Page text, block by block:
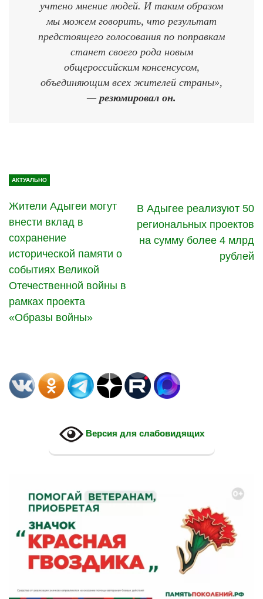
учтено мнение людей. И таким образом
мы можем говорить, что результат
предстоящего голосования по поправкам
станет своего рода новым
общероссийским консенсусом,
объединяющим всех жителей страны»,
— резюмировал он.
АКТУАЛЬНО
Жители Адыгеи могут
внести вклад в
сохранение
исторической памяти о
событиях Великой
Отечественной войны в
рамках проекта
«Образы войны»
В Адыгее реализуют 50
региональных проектов
на сумму более 4 млрд
рублей
Версия для слабовидящих